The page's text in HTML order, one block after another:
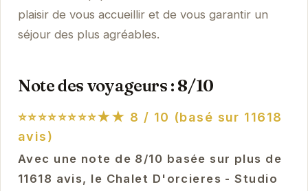
plaisir de vous accueillir et de vous garantir un
séjour des plus agréables.
Note des voyageurs : 8/10
⭐⭐⭐⭐⭐⭐⭐⭐★★ 8 / 10 (basé sur 11618
avis)
Avec une note de 8/10 basée sur plus de
11618 avis, le Chalet D'orcieres - Studio